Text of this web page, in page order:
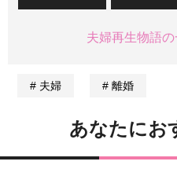
夫婦再生物語
夫婦 離婚
あなたにお